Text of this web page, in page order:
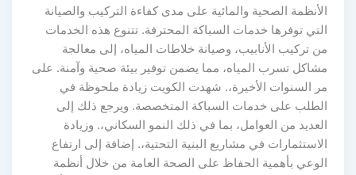
الأنظمة الصحية والمائية على مدى كفاءة التركيب والصيانة
التي توفرها خدمات السباكة المحترفة. تتنوع هذه الخدمات
من تركيب الأنابيب، وصيانة خلاطات المياه، إلى معالجة
مشاكل تسرب المياه، مما يضمن توفير بيئة صحية وآمنة. على
مر السنوات الأخيرة،. شهدت الكويت زيادة ملحوظة في
الطلب على خدمات السباكة المتخصصة. ويرجع ذلك إلى
العديد من العوامل، بما في ذلك النمو السكاني،. وزيادة
الاستثمارات في مشاريع البنية التحتية،. إضافة إلى ارتفاع
الوعي بأهمية الحفاظ على الصحة العامة من خلال أنظمة